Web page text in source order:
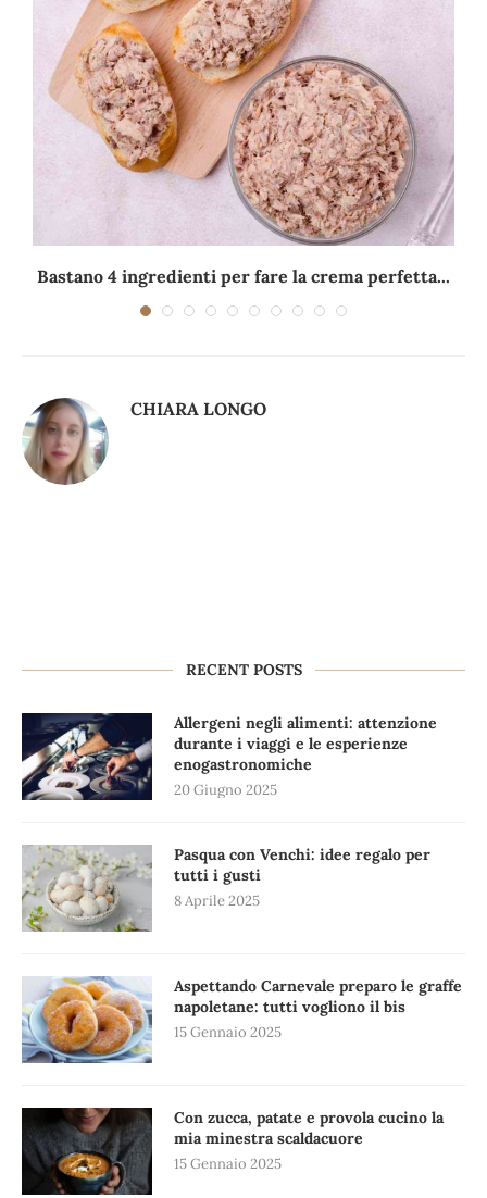
Bastano 4 ingredienti per fare la crema perfetta...
CHIARA LONGO
RECENT POSTS
Allergeni negli alimenti: attenzione
durante i viaggi e le esperienze
enogastronomiche
20 Giugno 2025
Pasqua con Venchi: idee regalo per
tutti i gusti
8 Aprile 2025
Aspettando Carnevale preparo le graffe
napoletane: tutti vogliono il bis
15 Gennaio 2025
Con zucca, patate e provola cucino la
mia minestra scaldacuore
15 Gennaio 2025